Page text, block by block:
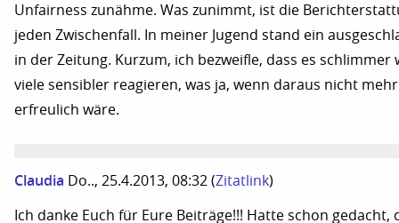
Unfairness zunähme. Was zunimmt, ist die
jeden Zwischenfall. In meiner Jugend stand ein
in der Zeitung. Kurzum, ich bezweifle, dass es schlimmer
viele sensibler reagieren, was ja, wenn daraus nicht
erfreulich wäre.
Claudia Do.., 25.4.2013, 08:32 (Zitatlink)
Ich danke Euch für Eure Beiträge!!! Hatte schon gedacht,